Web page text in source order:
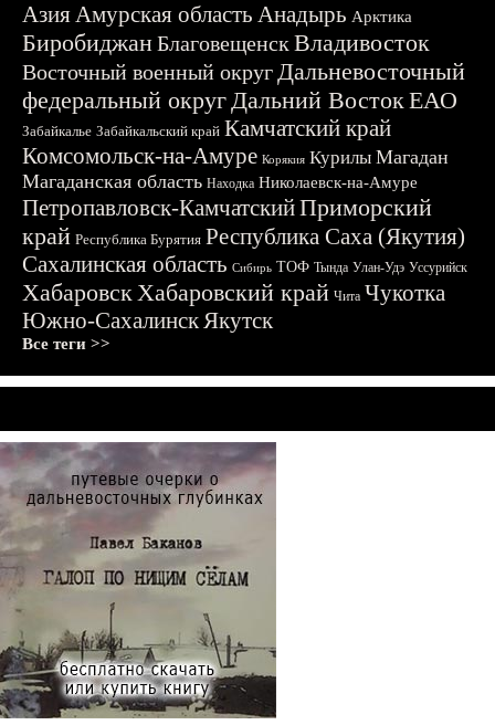
АзияАмурская область Анадырь Арктика
БиробиджанБлаговещенскВладивосток
Восточный военный округДальневосточный
федеральный округДальний ВостокЕАО
Забайкалье Забайкальский край Камчатский край
Комсомольск-на-Амуре Корякия Курилы Магадан
Магаданская область Находка Николаевск-на-Амуре
Петропавловск-КамчатскийПриморский
край Республика Бурятия Республика Саха (Якутия)
Сахалинская область Сибирь ТОФ Тында Улан-Удэ Уссурийск
ХабаровскХабаровский край Чита Чукотка
Южно-СахалинскЯкутск
Все теги >>